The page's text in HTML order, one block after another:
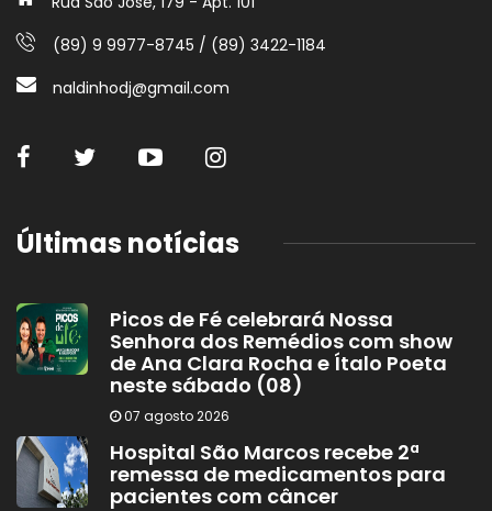
(89) 9 9977-8745 / (89) 3422-1184
naldinhodj@gmail.com
Últimas notícias
Picos de Fé celebrará Nossa
Senhora dos Remédios com show
de Ana Clara Rocha e Ítalo Poeta
neste sábado (08)
07 agosto 2026
Hospital São Marcos recebe 2ª
remessa de medicamentos para
pacientes com câncer